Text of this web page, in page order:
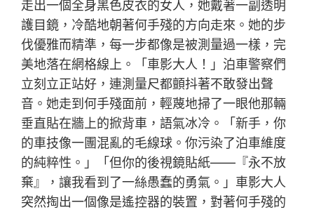
走出一個全身黑色皮衣的女人，她戴著一副透明
護目鏡，冷酷地朝著何手殘的方向走來。她的步
伐優雅而精準，每一步都像是被測量過一樣，完
美地落在網格線上。「車影大人！」泊車警察們
立刻立正站好，連測量尺都顫抖著不敢發出聲
音。她走到何手殘面前，輕蔑地掃了一眼他那輛
垂直貼在牆上的掀背車，語氣冰冷。「新手，你
的車技像一團混亂的毛線球。你污染了泊車維度
的純粹性。」「但你的後視鏡貼紙——『永不放
棄』，讓我看到了一絲愚蠢的勇氣。」車影大人
突然掏出一個像是遙控器的裝置，對著何手殘的